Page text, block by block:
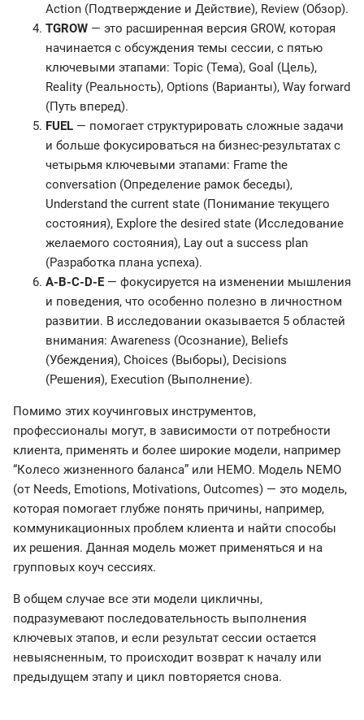
Action (Подтверждение и Действие), Review (Обзор).
TGROW — это расширенная версия GROW, которая
начинается с обсуждения темы сессии, с пятью
ключевыми этапами: Topic (Тема), Goal (Цель),
Reality (Реальность), Options (Варианты), Way forward
(Путь вперед).
FUEL — помогает структурировать сложные задачи
и больше фокусироваться на бизнес-результатах с
четырьмя ключевыми этапами: Frame the
conversation (Определение рамок беседы),
Understand the current state (Понимание текущего
состояния), Explore the desired state (Исследование
желаемого состояния), Lay out a success plan
(Разработка плана успеха).
A-B-C-D-E — фокусируется на изменении мышления
и поведения, что особенно полезно в личностном
развитии. В исследовании оказывается 5 областей
внимания: Awareness (Осознание), Beliefs
(Убеждения), Choices (Выборы), Decisions
(Решения), Execution (Выполнение).
Помимо этих коучинговых инструментов,
профессионалы могут, в зависимости от потребности
клиента, применять и более широкие модели, например
“Колесо жизненного баланса” или НЕМО. Модель NEMO
(от Needs, Emotions, Motivations, Outcomes) — это модель,
которая помогает глубже понять причины, например,
коммуникационных проблем клиента и найти способы
их решения. Данная модель может применяться и на
групповых коуч сессиях.
В общем случае все эти модели цикличны,
подразумевают последовательность выполнения
ключевых этапов, и если результат сессии остается
невыясненным, то происходит возврат к началу или
предыдущем этапу и цикл повторяется снова.